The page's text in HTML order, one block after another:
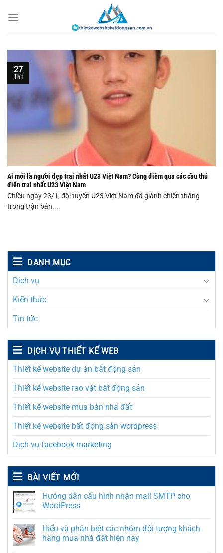
đến
DANH MỤC
Dịch vụ
Kiến thức
Tin tức
DỊCH VỤ THIẾT KẾ WEB
Thiết kế website dự án bất động sản
Thiết kế website rao vặt bất động sản
Thiết kế website mua bán nhà đất
Thiết kế website bất động sản wordpress
Dịch vụ facebook marketing
BÀI VIẾT MỚI
Hướng dẫn cấu hình nhận mail SMTP cho
WordPress
Hiểu và phân biệt các nhóm đối tượng khách
hàng mua nhà đất hiện nay
Ai mới là người đẹp trai nhất U23 Việt Nam? Cùng điểm qua các cầu thủ
điển trai nhất U23 Việt Nam
Chiều ngày 23/1, đội tuyển U23 Việt Nam đã giành chiến thắng
trong trận bán....
27
Th1